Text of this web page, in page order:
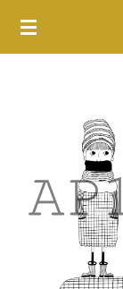
Ga
hoofdinhoud